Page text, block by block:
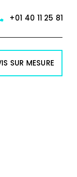
+01 40 11 25 81
SUR MESURE